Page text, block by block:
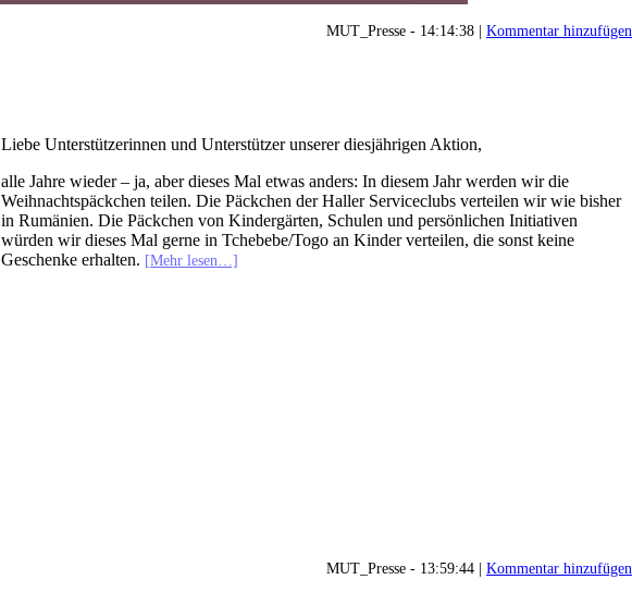
MUT_Presse - 14:14:38 | Kommentar hinzufügen
Liebe Unterstützerinnen und Unterstützer unserer diesjährigen Aktion,
alle Jahre wieder – ja, aber dieses Mal etwas anders: In diesem Jahr werden wir die
Weihnachtspäckchen teilen. Die Päckchen der Haller Serviceclubs verteilen wir wie bisher
in Rumänien. Die Päckchen von Kindergärten, Schulen und persönlichen Initiativen
würden wir dieses Mal gerne in Tchebebe/Togo an Kinder verteilen, die sonst keine
Geschenke erhalten. [Mehr lesen…]
MUT_Presse - 13:59:44 | Kommentar hinzufügen